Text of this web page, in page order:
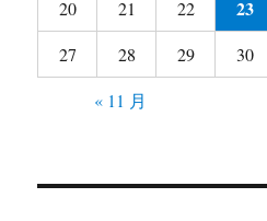
20
21 22 23
27
28 29 30
« 11 月